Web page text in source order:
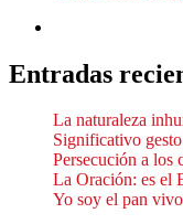
Entradas
La naturaleza
Significativo
Persecución a los
La Oración: es el
Yo soy el pan